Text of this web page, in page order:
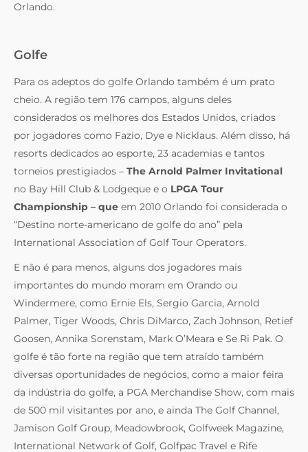
Orlando.
Golfe
Para os adeptos do golfe Orlando também é um prato
cheio. A região tem 176 campos, alguns deles
considerados os melhores dos Estados Unidos, criados
por jogadores como Fazio, Dye e Nicklaus. Além disso, há
resorts dedicados ao esporte, 23 academias e tantos
torneios prestigiados – The Arnold Palmer Invitational
no Bay Hill Club & Lodgeque e o LPGA Tour
Championship – que em 2010 Orlando foi considerada o
“Destino norte-americano de golfe do ano” pela
International Association of Golf Tour Operators.
E não é para menos, alguns dos jogadores mais
importantes do mundo moram em Orando ou
Windermere, como Ernie Els, Sergio Garcia, Arnold
Palmer, Tiger Woods, Chris DiMarco, Zach Johnson, Retief
Goosen, Annika Sorenstam, Mark O’Meara e Se Ri Pak. O
golfe é tão forte na região que tem atraído também
diversas oportunidades de negócios, como a maior feira
da indústria do golfe, a PGA Merchandise Show, com mais
de 500 mil visitantes por ano, e ainda The Golf Channel,
Jamison Golf Group, Meadowbrook, Golfweek Magazine,
International Network of Golf, Golfpac Travel e Rife